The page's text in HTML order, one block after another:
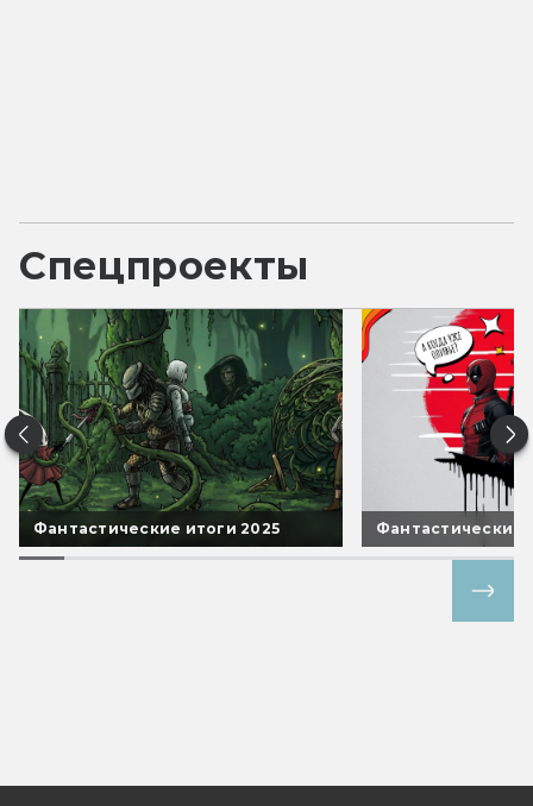
Спецпроекты
Фантастические итоги 2025 Фантастические